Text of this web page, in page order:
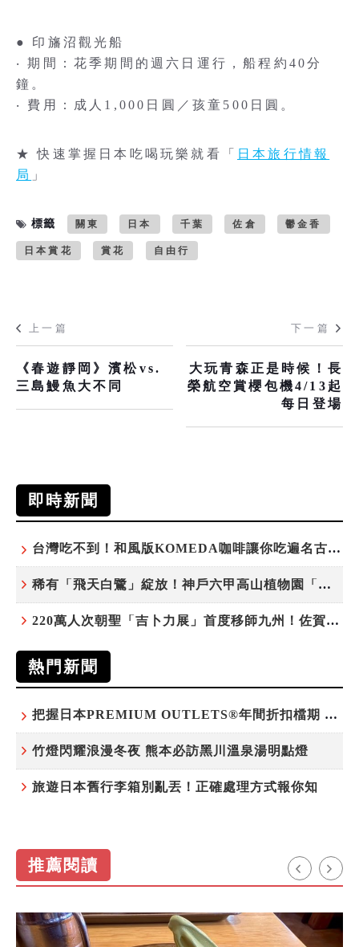
● 印旛沼觀光船
‧ 期間：花季期間的週六日運行，船程約40分
鐘。
‧ 費用：成人1,000日圓／孩童500日圓。
★ 快速掌握日本吃喝玩樂就看「
日本旅行情報
局 」
標籤 關東 日本 千葉 佐倉 鬱金香
日本賞花 賞花 自由行
上一篇
《春遊靜岡》濱松vs.
三島鰻魚大不同
下一篇
大玩青森正是時候！長
榮航空賞櫻包機4/13起
每日登場
即時新聞
台灣吃不到！和風版KOMEDA咖啡讓你吃遍名古屋在地美食
稀有「飛天白鷺」綻放！神戶六甲高山植物園「鷺草」珍貴現身
220萬人次朝聖「吉卜力展」首度移師九州！佐賀站早鳥平日套票8/10搶先開賣
熱門新聞
把握日本PREMIUM OUTLETS®年間折扣檔期 越買越划算
竹燈閃耀浪漫冬夜 熊本必訪黑川溫泉湯明點燈
旅遊日本舊行李箱別亂丟！正確處理方式報你知
推薦閱讀